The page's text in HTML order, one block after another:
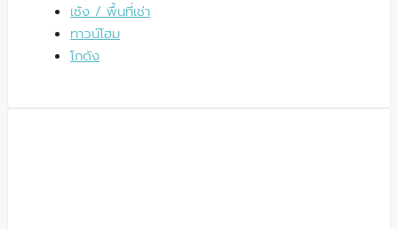
เซ้ง / พื้นที่เช่า
ทาวน์โฮม
โกดัง